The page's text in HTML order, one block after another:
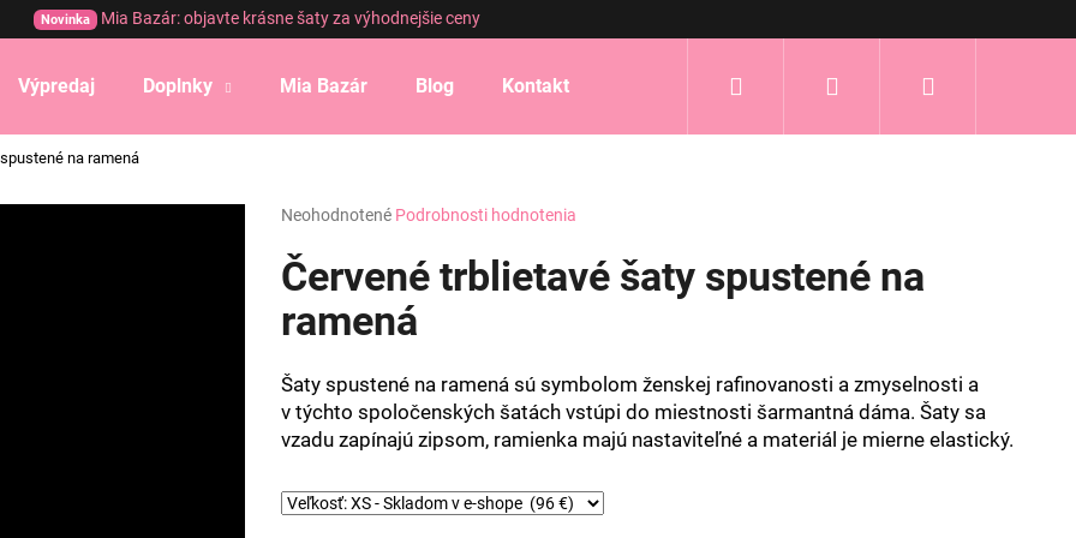
Novinka Mia Bazár: objavte krásne šaty za výhodnejšie ceny
Výpredaj Doplnky Mia Bazár Blog Kontakt Prihlásenie
na ramená
Priemerné
produktu
je
hviezdičiek.
Neohodnotené Podrobnosti hodnotenia
Červené trblietavé šaty spustené na
ramená
Šaty spustené na ramená sú symbolom ženskej rafinovanosti a zmyselnosti a
v týchto spoločenských šatách vstúpi do miestnosti šarmantná dáma. Šaty sa
vzadu zapínajú zipsom, ramienka majú nastaviteľné a materiál je mierne elastický.
Čo potrebujete nájsť?
HĽADAŤ